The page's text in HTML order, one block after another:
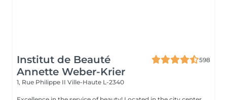
Institut de Beauté
Annette Weber-Krier
598
1, Rue Philippe II Ville-Haute L-2340